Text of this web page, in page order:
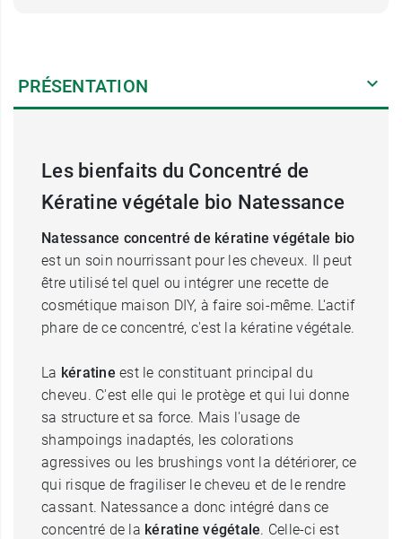
PRÉSENTATION
Les bienfaits du Concentré de
Kératine végétale bio Natessance
Natessance concentré de kératine végétale bio
est un soin nourrissant pour les cheveux. Il peut
être utilisé tel quel ou intégrer une recette de
cosmétique maison DIY, à faire soi-même. L'actif
phare de ce concentré, c'est la kératine végétale.
La kératine est le constituant principal du
cheveu. C'est elle qui le protège et qui lui donne
sa structure et sa force. Mais l'usage de
shampoings inadaptés, les colorations
agressives ou les brushings vont la détériorer, ce
qui risque de fragiliser le cheveu et de le rendre
cassant. Natessance a donc intégré dans ce
concentré de la kératine végétale. Celle-ci est